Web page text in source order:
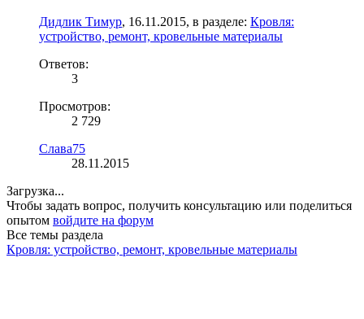
Дидлик Тимур, 16.11.2015, в разделе: Кровля:
устройство, ремонт, кровельные материалы
Ответов:
3
Просмотров:
2 729
Слава75
28.11.2015
Загрузка...
Чтобы задать вопрос, получить консультацию или поделиться
опытом войдите на форум
Все темы раздела
Кровля: устройство, ремонт, кровельные материалы